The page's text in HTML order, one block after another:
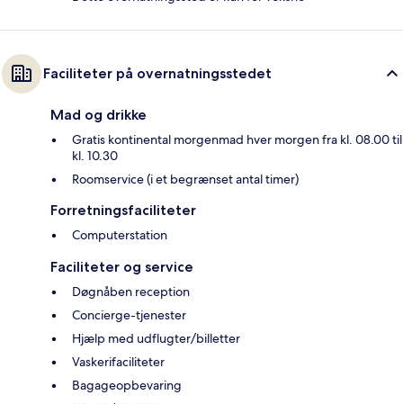
Faciliteter på overnatningsstedet
Mad og drikke
Gratis kontinental morgenmad hver morgen fra kl. 08.00 til
kl. 10.30
Roomservice (i et begrænset antal timer)
Forretningsfaciliteter
Computerstation
Faciliteter og service
Døgnåben reception
Concierge-tjenester
Hjælp med udflugter/billetter
Vaskerifaciliteter
Bagageopbevaring